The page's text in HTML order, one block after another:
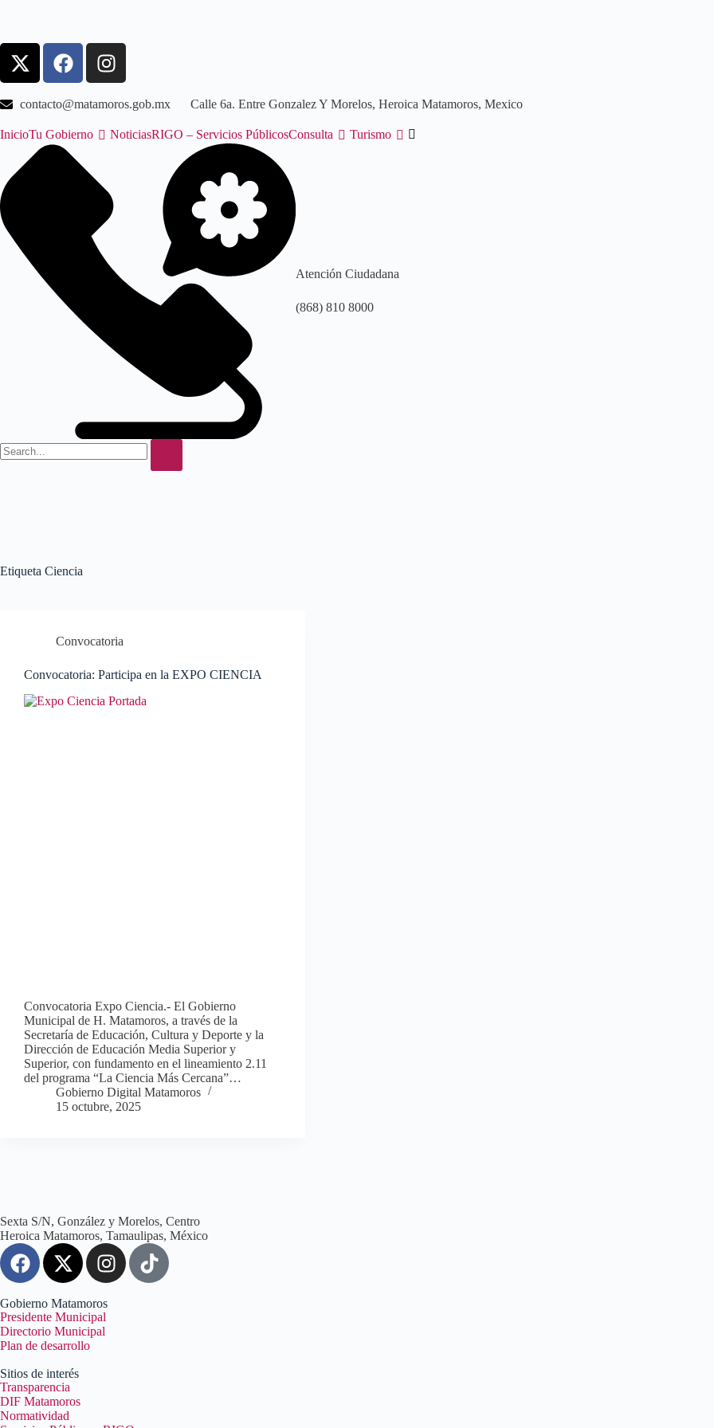
contacto@matamoros.gob.mx Calle 6a. Entre Gonzalez Y Morelos, Heroica Matamoros, Mexico
InicioTu Gobierno NoticiasRIGO – Servicios PúblicosConsulta Turismo
Atención Ciudadana
(868) 810 8000
Etiqueta Ciencia
Convocatoria
Convocatoria: Participa en la EXPO CIENCIA
Convocatoria Expo Ciencia.- El Gobierno
Municipal de H. Matamoros, a través de la
Secretaría de Educación, Cultura y Deporte y la
Dirección de Educación Media Superior y
Superior, con fundamento en el lineamiento 2.11
del programa “La Ciencia Más Cercana”…
Gobierno Digital Matamoros
15 octubre, 2025
Sexta S/N, González y Morelos, Centro
Heroica Matamoros, Tamaulipas, México
Gobierno Matamoros
Presidente Municipal
Directorio Municipal
Plan de desarrollo
Sitios de interés
Transparencia
DIF Matamoros
Normatividad